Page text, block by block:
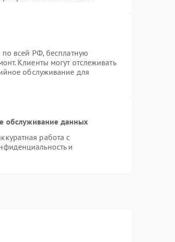
по всей РФ, бесплатную
Клиенты могут отслеживать
обслуживание для
обслуживание данных
работа с
и